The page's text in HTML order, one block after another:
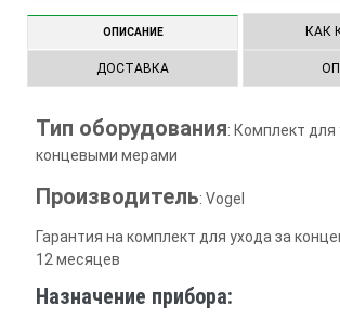
ОПИСАНИЕ КАК
ДОСТАВКА
Тип оборудования: Комплект для
концевыми мерами
Производитель: Vogel
Гарантия на комплект для ухода за
12 месяцев
Назначение прибора: